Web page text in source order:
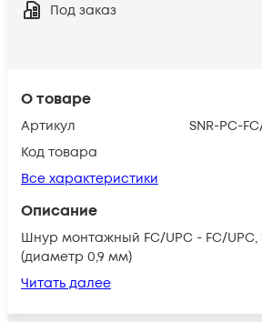
О товаре
Артикул
SNR-PC-
Код товара
Все характеристики
Описание
Шнур монтажный FC/UPC - FC/UPC,
(диаметр 0,9 мм)
Читать далее
Под заказ